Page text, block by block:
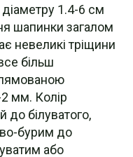
діаметру 1.4-6 см
шапинки загалом
невеликі тріщини
більш
мм. Колір
до білуватого,
бурим до
або